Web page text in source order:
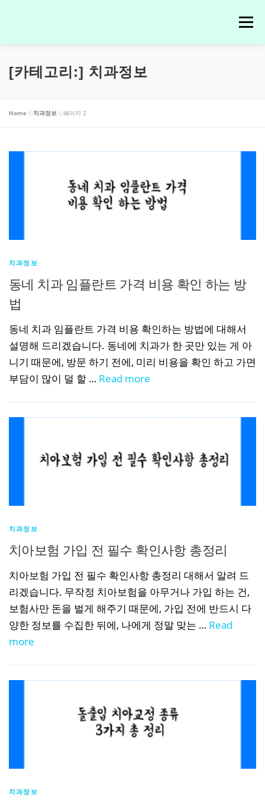
로
메뉴
치과정보
[카테고리:] 치과정보
Home »치과정보 »페이지 2
치과정보
동네 치과 임플란트 가격 비용 확인 하는 방
법
동네 치과 임플란트 가격 비용 확인하는 방법에 대해서
설명해 드리겠습니다. 동네에 치과가 한 곳만 있는 게 아
니기 때문에, 방문 하기 전에, 미리 비용을 확인 하고 가면
부담이 많이 덜 할 … Read more
치과정보
치아보험 가입 전 필수 확인사항 총정리
치아보험 가입 전 필수 확인사항 총정리 대해서 알려 드
리겠습니다. 무작정 치아보험을 아무거나 가입 하는 건,
보험사만 돈을 벌게 해주기 때문에, 가입 전에 반드시 다
양한 정보를 수집한 뒤에, 나에게 정말 맞는 … Read
more
치과정보